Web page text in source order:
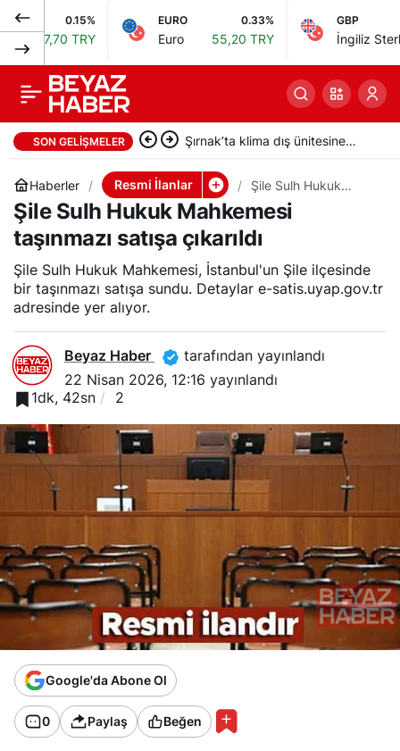
0.15% EURO 0.33%
55,20 TRY İngiliz Sterlini
SON GELIŞMELER Şırnak’ta klima dış ünitesine
dokunan 4 yaşındaki Miraç
hayatını kaybetti
Haberler Resmi İlanlar
Şile Sulh Hukuk
Mahkemesi taşınmazı
satışa çıkarıldı
Şile Sulh Hukuk Mahkemesi
taşınmazı satışa çıkarıldı
Şile Sulh Hukuk Mahkemesi, İstanbul'un Şile ilçesinde
bir taşınmazı satışa sundu. Detaylar e-satis.uyap.gov.tr
adresinde yer alıyor.
Beyaz Haber
tarafından yayınlandı
22 Nisan 2026, 12:16 yayınlandı
1dk, 42sn
2
Google'da Abone Ol
0 Paylaş Beğen
Gümüşhane Sulh
Hukuk Mahkemesi
resmi ilan yayımladı
0 Paylaş